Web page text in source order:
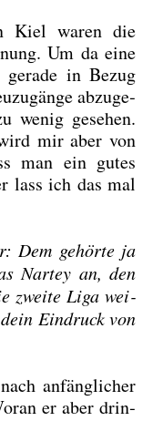
Kiel waren die
Um da eine
gera­de in Bezug
abzu­ge­
wenig gese­hen.
mir aber von
man ein gutes
lass ich das mal
Dem gehör­te ja
Nar­tey an, den
zwei­te Liga wei­
Ein­druck von
anfäng­li­cher
er aber drin­